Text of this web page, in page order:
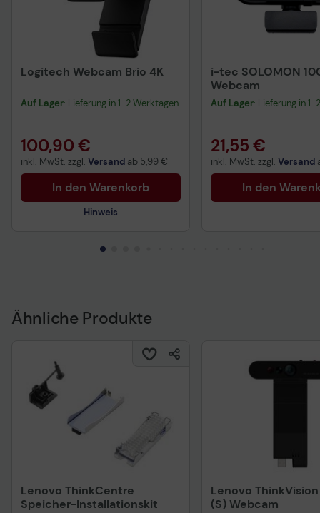
Logitech Webcam Brio 4K
Auf Lager: Lieferung in 1-2 Werktagen
100,90 €
inkl. MwSt. zzgl. Versand ab 5,99 €
In den Warenkorb
Hinweis
i-tec SOLOMON
Webcam
Auf Lager: Lieferung in
21,55 €
inkl. MwSt. zzgl. Versand
In den
Ähnliche Produkte
Lenovo ThinkCentre
Speicher-Installationskit
Lenovo
(S) Webcam